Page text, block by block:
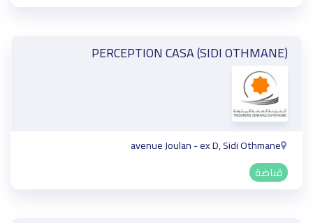
PERCEPTION CASA (SIDI OTHMANE)
avenue Joulan - ex D, Sidi Othmane
قباضة